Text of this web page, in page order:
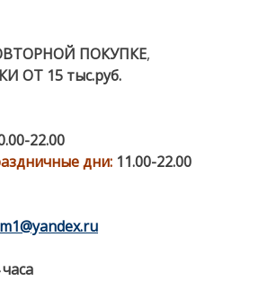
ПОКУПКЕ,
ОТ 15 тыс.руб.
22.00
дни: 11.00-22.00